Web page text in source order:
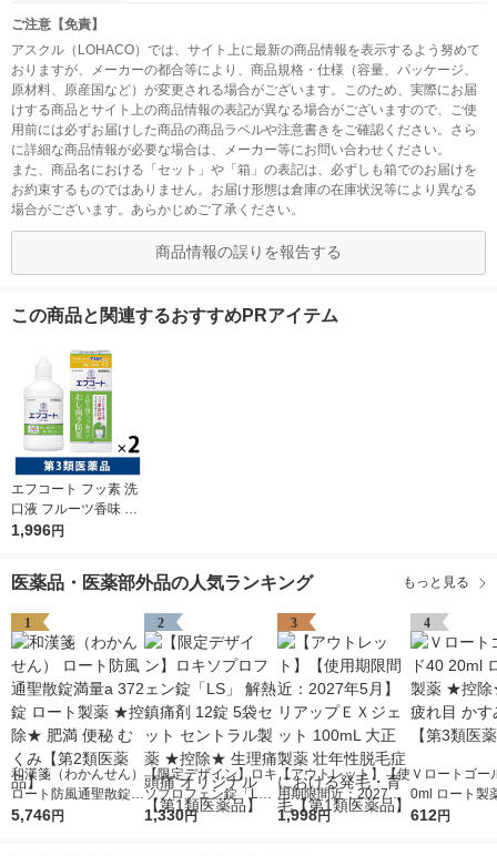
ご注意【免責】
アスクル（LOHACO）では、サイト上に最新の商品情報を表示するよう努めて
おりますが、メーカーの都合等により、商品規格・仕様（容量、パッケージ、
原材料、原産国など）が変更される場合がございます。このため、実際にお届
けする商品とサイト上の商品情報の表記が異なる場合がございますので、ご使
用前には必ずお届けした商品の商品ラベルや注意書きをご確認ください。さら
に詳細な商品情報が必要な場合は、メーカー等にお問い合わせください。
また、商品名における「セット」や「箱」の表記は、必ずしも箱でのお届けを
お約束するものではありません。お届け形態は倉庫の在庫状況等により異なる
場合がございます。あらかじめご了承ください。
商品情報の誤りを報告する
この商品と関連するおすすめPRアイテム
エフコート フッ素 洗
口液 フルーツ香味 25
0ml 2箱セット 虫歯予
1,996円
医薬品・医薬部外品の人気ランキング もっと見る
1
和漢箋（わかんせん）
ロート防風通聖散錠満
量a 372錠 ロート製薬
5,746円
2
【限定デザイン】ロキ
ソプロフェン錠「L
S」 解熱鎮痛剤 12錠
1,330円
3
【アウトレット】【使
用期限間近：2027年5
月】リアップＥＸジェ
1,998円
4
Ｖロートゴー
0ml ロート製
除★ 目薬 疲
612円